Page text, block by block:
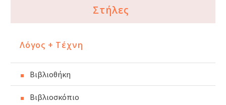
Στήλες
Λόγος + Τέχνη
Βιβλιοθήκη
Βιβλιοσκόπιο